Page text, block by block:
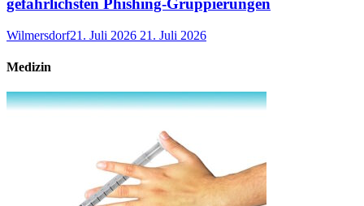
gefährlichsten Phishing-Gruppierungen
Wilmersdorf21. Juli 2026 21. Juli 2026
Medizin